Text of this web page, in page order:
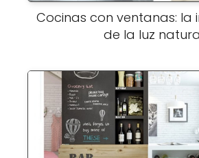
Cocinas con ventanas: la
de la luz